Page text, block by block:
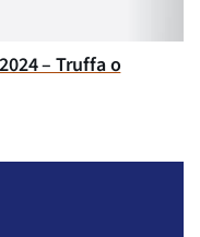
– Truffa o